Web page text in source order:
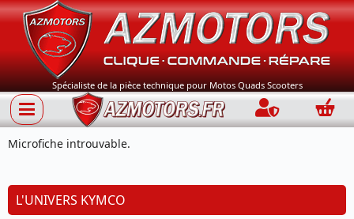
Spécialiste de la pièce technique pour Motos Quads Scooters
Connection
Microfiche introuvable.
L'UNIVERS KYMCO